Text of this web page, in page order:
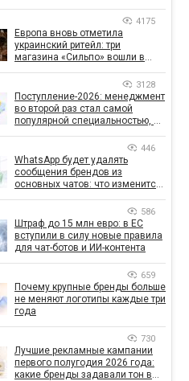
4175
Европа вновь отметила
украинский ритейл: три
магазина «Сильпо» вошли в
3128
Поступление-2026: менеджмент
во второй раз стал самой
популярной специальностью, а
рекордным за последние 5 лет
446
WhatsApp будет удалять
сообщения брендов из
основных чатов: что изменится
586
Штраф до 15 млн евро: в ЕС
вступили в силу новые правила
для чат-ботов и ИИ-контента
659
Почему крупные бренды больше
не меняют логотипы каждые три
года
730
Лучшие рекламные кампании
первого полугодия 2026 года:
какие бренды задавали тон в